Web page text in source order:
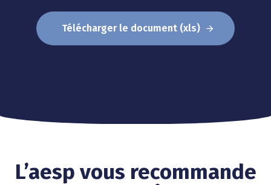
Télécharger le document (xls)
L’aesp vous recommande